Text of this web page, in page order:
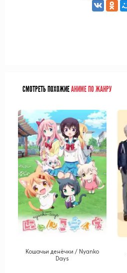
СМОТРЕТЬ ПОХОЖИЕАНИМЕ ПО ЖАНРУ
Кошачьи денёчки / Nyanko
Days